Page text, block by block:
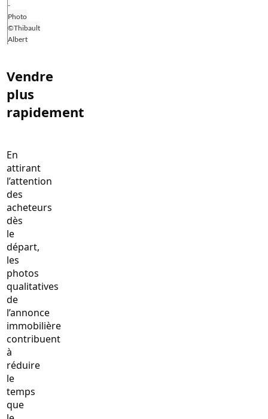
-
Photo
©Thibault
Albert
Vendre
plus
rapidement
En
attirant
l’attention
des
acheteurs
dès
le
départ,
les
photos
qualitatives
de
l’annonce
immobilière
contribuent
à
réduire
le
temps
que